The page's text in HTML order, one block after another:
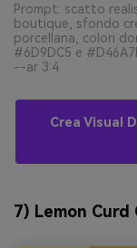
Prompt: scatto
boutique, sfondo
porcellana, colori
#6D9DC5 e
--ar 3:4
Crea Visual
7) Lemon Curd